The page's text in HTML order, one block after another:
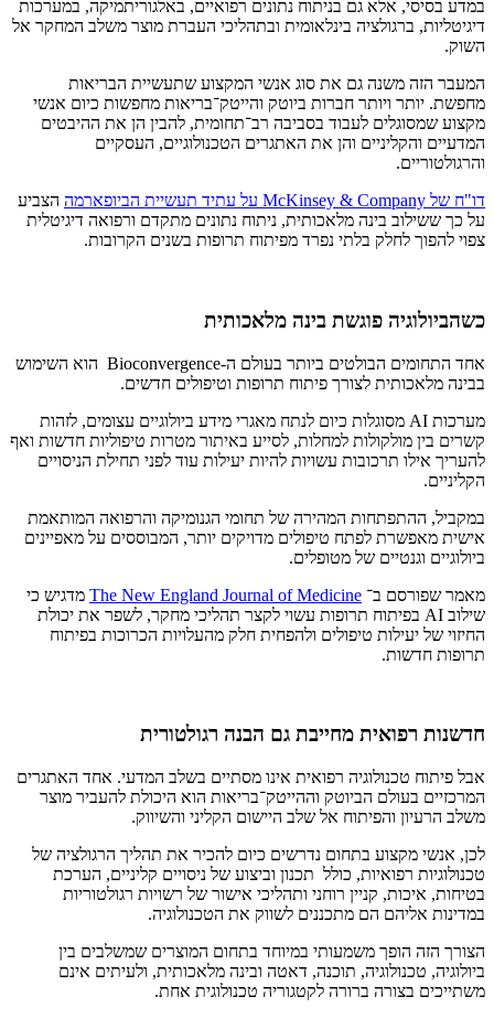
במדע בסיסי, אלא גם בניתוח נתונים רפואיים, באלגוריתמיקה, במערכות
דיגיטליות, ברגולציה בינלאומית ובתהליכי העברת מוצר משלב המחקר אל
השוק.
המעבר הזה משנה גם את סוג אנשי המקצוע שתעשיית הבריאות
מחפשת. יותר ויותר חברות ביוטק והייטק־בריאות מחפשות כיום אנשי
מקצוע שמסוגלים לעבוד בסביבה רב־תחומית, להבין הן את ההיבטים
המדעיים והקליניים והן את האתגרים הטכנולוגיים, העסקיים
והרגולטוריים.
דו"ח של McKinsey & Company על עתיד תעשיית הביופארמה
הצביע
על כך ששילוב בינה מלאכותית, ניתוח נתונים מתקדם ורפואה דיגיטלית
צפוי להפוך לחלק בלתי נפרד מפיתוח תרופות בשנים הקרובות.
כשהביולוגיה פוגשת בינה מלאכותית
אחד התחומים הבולטים ביותר בעולם ה-Bioconvergence הוא השימוש
בבינה מלאכותית לצורך פיתוח תרופות וטיפולים חדשים.
מערכות AI מסוגלות כיום לנתח מאגרי מידע ביולוגיים עצומים, לזהות
קשרים בין מולקולות למחלות, לסייע באיתור מטרות טיפוליות חדשות ואף
להעריך אילו תרכובות עשויות להיות יעילות עוד לפני תחילת הניסויים
הקליניים.
במקביל, ההתפתחות המהירה של תחומי הגנומיקה והרפואה המותאמת
אישית מאפשרת לפתח טיפולים מדויקים יותר, המבוססים על מאפיינים
ביולוגיים וגנטיים של מטופלים.
מאמר שפורסם ב־ The New England Journal of Medicine מדגיש כי
שילוב AI בפיתוח תרופות עשוי לקצר תהליכי מחקר, לשפר את יכולת
החיזוי של יעילות טיפולים ולהפחית חלק מהעלויות הכרוכות בפיתוח
תרופות חדשות.
חדשנות רפואית מחייבת גם הבנה רגולטורית
אבל פיתוח טכנולוגיה רפואית אינו מסתיים בשלב המדעי. אחד האתגרים
המרכזיים בעולם הביוטק וההייטק־בריאות הוא היכולת להעביר מוצר
משלב הרעיון והפיתוח אל שלב היישום הקליני והשיווק.
לכן, אנשי מקצוע בתחום נדרשים כיום להכיר את תהליך הרגולציה של
טכנולוגיות רפואיות, כולל תכנון וביצוע של ניסויים קליניים, הערכת
בטיחות, איכות, קניין רוחני ותהליכי אישור של רשויות רגולטוריות
במדינות אליהם הם מתכננים לשווק את הטכנולוגיה.
הצורך הזה הופך משמעותי במיוחד בתחום המוצרים שמשלבים בין
ביולוגיה, טכנולוגיה, תוכנה, דאטה ובינה מלאכותית, ולעיתים אינם
משתייכים בצורה ברורה לקטגוריה טכנולוגית אחת.